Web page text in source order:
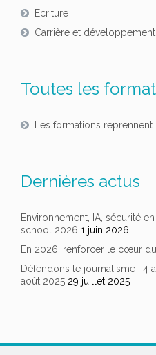
Ecriture
Carrière et
Toutes les
Les formations reprennent
Dernières actus
Environnement, IA, sécurité
school 2026 1 juin 2026
En 2026, renforcer le cœur
Défendons le journalisme : 4
août 2025 29 juillet 2025